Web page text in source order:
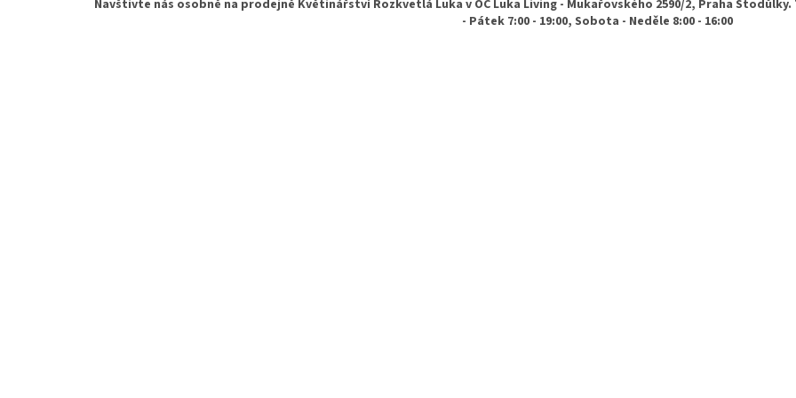
Navštivte nás osobně na prodejně Květinářství Rozkvetlá Luka v OC Luka Living - Mukařovského 2590/2, Praha
- Pátek 7:00 - 19:00, Sobota - Neděle 8:00 - 16:00